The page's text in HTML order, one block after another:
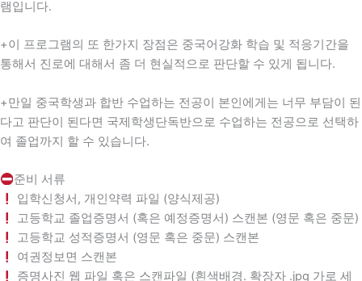
램입니다.
+이 프로그램의 또 한가지 장점은 중국어강화 학습 및 적응기간을
통해서 진로에 대해서 좀 더 현실적으로 판단할 수 있게 됩니다.
+만일 중국학생과 합반 수업하는 전공이 본인에게는 너무 부담이 된
다고 판단이 된다면 국제학생단독반으로 수업하는 전공으로 선택하
여 졸업까지 할 수 있습니다.
준비 서류
입학신청서, 개인약력 파일 (양식제공)
고등학교 졸업증명서 (혹은 예정증명서) 스캔본 (영문 혹은 중문)
고등학교 성적증명서 (영문 혹은 중문) 스캔본
여권정보면 스캔본
증명사진 웹 파일 혹은 스캔파일 (흰색배경. 확장자 .jpg 가로 세